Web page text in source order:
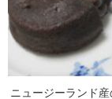
ニュージーランド